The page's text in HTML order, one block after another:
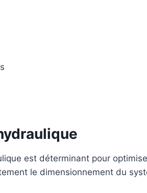
est déterminant pour
le dimensionnement du